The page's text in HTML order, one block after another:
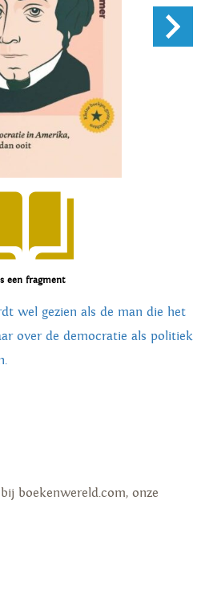
een fragment
wel gezien als de man die het
over de democratie als politiek
boekenwereld.com, onze